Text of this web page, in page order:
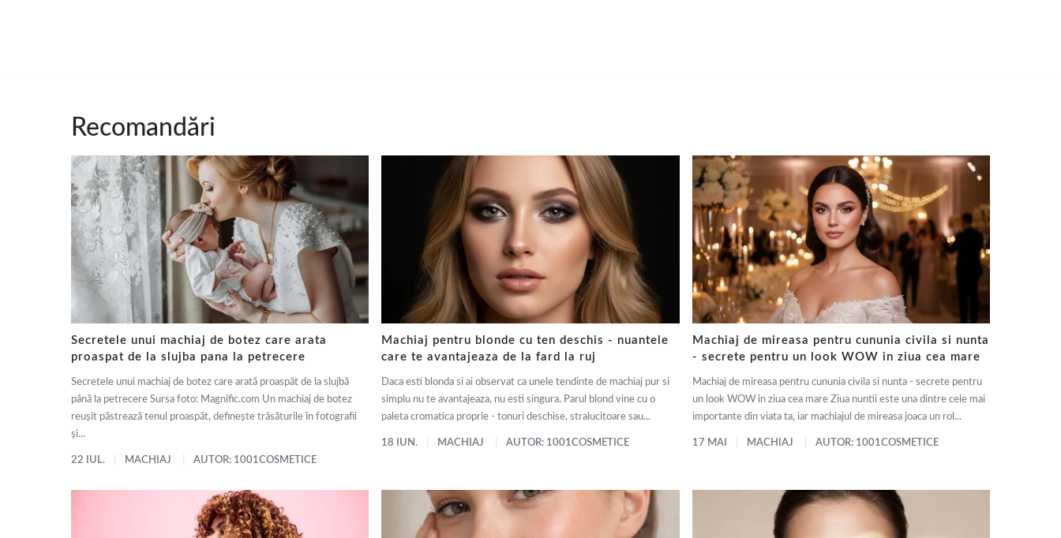
Recomandări
Secretele unui machiaj de botez care arata
proaspat de la slujba pana la petrecere
Secretele unui machiaj de botez care arată proaspăt de la slujbă
până la petrecere Sursa foto: Magnific.com Un machiaj de botez
reușit păstrează tenul proaspăt, definește trăsăturile în fotografii
și...
22 IUL. MACHIAJ AUTOR: 1001COSMETICE
Machiaj pentru blonde cu ten deschis - nuantele
care te avantajeaza de la fard la ruj
Daca esti blonda si ai observat ca unele tendinte de machiaj pur si
simplu nu te avantajeaza, nu esti singura. Parul blond vine cu o
paleta cromatica proprie - tonuri deschise, stralucitoare sau...
18 IUN. MACHIAJ AUTOR: 1001COSMETICE
Machiaj de mireasa pentru cununia civila si nunta
- secrete pentru un look WOW in ziua cea mare
Machiaj de mireasa pentru cununia civila si nunta - secrete pentru
un look WOW in ziua cea mare Ziua nuntii este una dintre cele mai
importante din viata ta, iar machiajul de mireasa joaca un rol...
17 MAI MACHIAJ AUTOR: 1001COSMETICE